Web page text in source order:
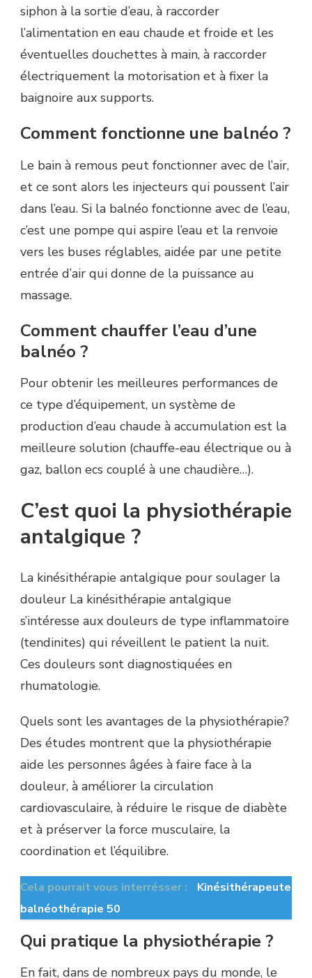
siphon à la sortie d’eau, à raccorder
l’alimentation en eau chaude et froide et les
éventuelles douchettes à main, à raccorder
électriquement la motorisation et à fixer la
baignoire aux supports.
Comment fonctionne une balnéo ?
Le bain à remous peut fonctionner avec de l’air,
et ce sont alors les injecteurs qui poussent l’air
dans l’eau. Si la balnéo fonctionne avec de l’eau,
c’est une pompe qui aspire l’eau et la renvoie
vers les buses réglables, aidée par une petite
entrée d’air qui donne de la puissance au
massage.
Comment chauffer l’eau d’une
balnéo ?
Pour obtenir les meilleures performances de
ce type d’équipement, un système de
production d’eau chaude à accumulation est la
meilleure solution (chauffe-eau électrique ou à
gaz, ballon ecs couplé à une chaudière…).
C’est quoi la physiothérapie
antalgique ?
La kinésithérapie antalgique pour soulager la
douleur La kinésithérapie antalgique
s’intéresse aux douleurs de type inflammatoire
(tendinites) qui réveillent le patient la nuit.
Ces douleurs sont diagnostiquées en
rhumatologie.
Quels sont les avantages de la physiothérapie?
Des études montrent que la physiothérapie
aide les personnes âgées à faire face à la
douleur, à améliorer la circulation
cardiovasculaire, à réduire le risque de diabète
et à préserver la force musculaire, la
coordination et l’équilibre.
Cela pourrait vous interrésser :
Kinésithérapeute
balnéothérapie 50
Qui pratique la physiothérapie ?
En fait, dans de nombreux pays du monde, le